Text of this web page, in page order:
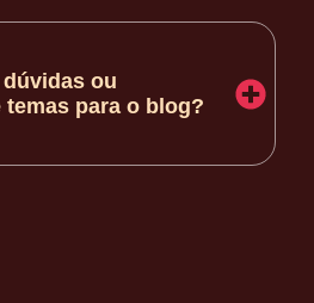
ou
para o blog?